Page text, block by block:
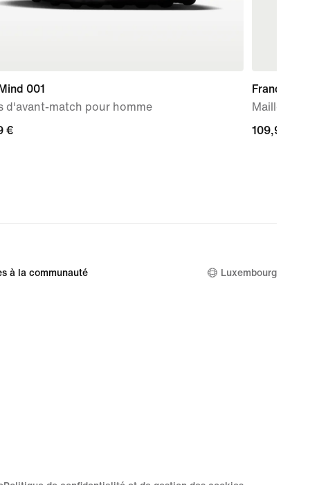
001
d'avant-match pour homme
€
€
France
Maillot de
109,99 €
109,99 €
à la communauté Luxembourg